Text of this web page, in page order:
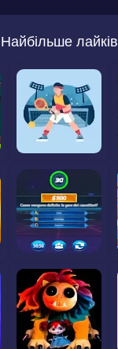
Найбільше лайків